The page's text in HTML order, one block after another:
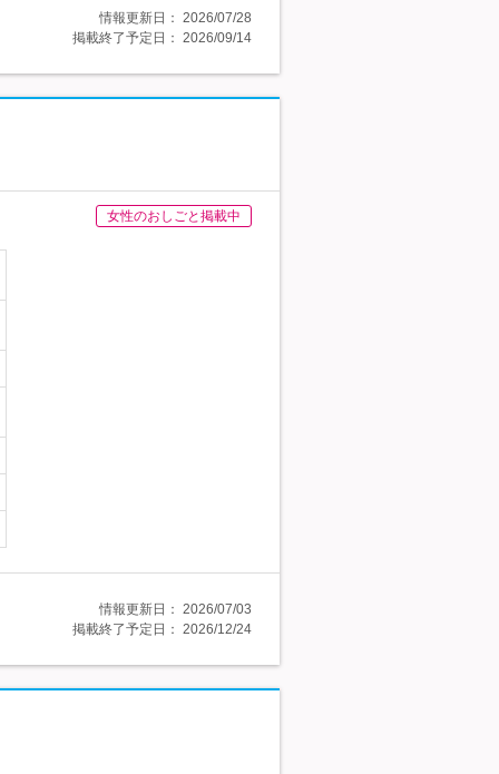
情報更新日： 2026/07/28
掲載終了予定日： 2026/09/14
女性のおしごと掲載中
情報更新日： 2026/07/03
掲載終了予定日： 2026/12/24